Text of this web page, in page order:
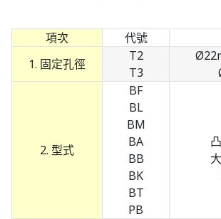
項次 代號
1. 固定孔徑
T2
T3
2. 型式
BF
BL
BM
BA
BB
BK
BT
PB